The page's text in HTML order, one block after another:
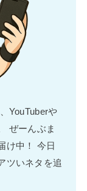
YouTuberや
ぜーんぶま
け中！ 今日
ツいネタを追